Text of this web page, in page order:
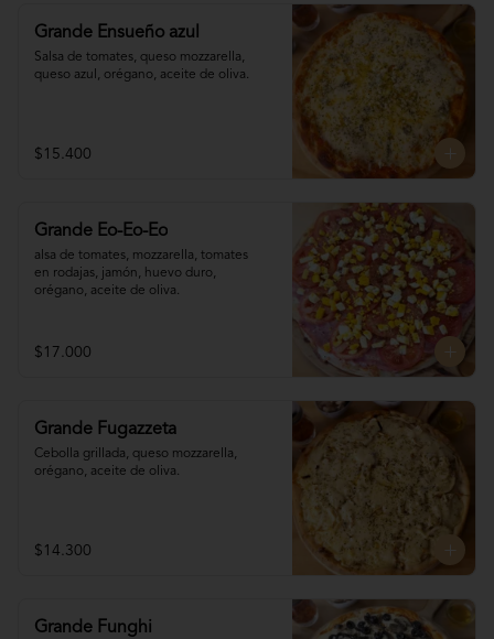
Grande Ensueño azul
Salsa de tomates, queso mozzarella,
queso azul, orégano, aceite de oliva.
$15.400
Grande Eo-Eo-Eo
alsa de tomates, mozzarella, tomates
en rodajas, jamón, huevo duro,
orégano, aceite de oliva.
$17.000
Grande Fugazzeta
Cebolla grillada, queso mozzarella,
orégano, aceite de oliva.
$14.300
Grande Funghi